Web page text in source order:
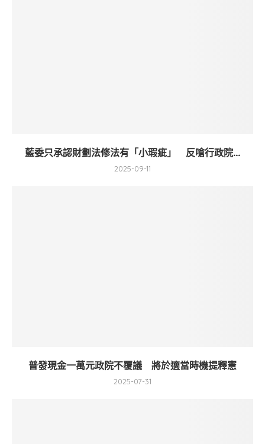
藍委只承認財劃法修法有「小瑕疵」 反嗆行政院...
2025-09-11
普發現金一萬元政院不覆議 將於適當時機提釋憲
2025-07-31